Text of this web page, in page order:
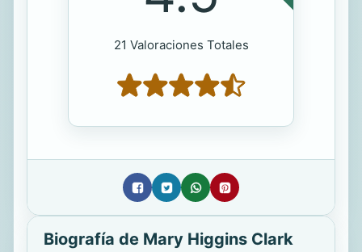
21 Valoraciones Totales
Biografía de Mary Higgins Clark